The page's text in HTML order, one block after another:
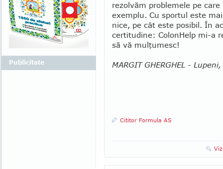
rezolvăm problemele pe
exemplu. Cu spor­tul este
nice, pe cât este posibil. În
certitudine: ColonHelp mi-a
să vă mulţumesc!
MARGIT GHERGHEL -
Cititor Formula AS
Publicitate